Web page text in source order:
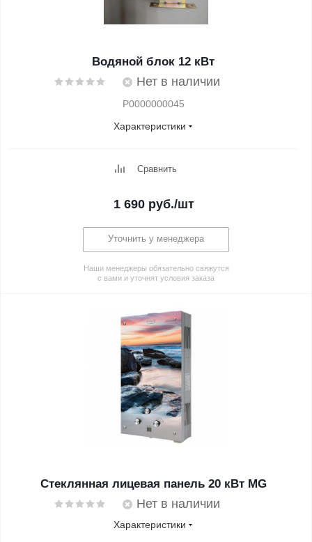
Водяной блок 12 кВт
Нет в наличии
Р0000000045
Характеристики
Сравнить
1 690руб./шт
Уточнить у менеджера
Наши менеджеры обязательно свяжутся
с вами и уточнят условия заказа
Стеклянная лицевая панель 20 кВт MG
Нет в наличии
Характеристики